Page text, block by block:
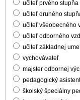
učiteľ prvého
učiteľ druhého
učiteľ všeobecného
učiteľ odborného
učiteľ základnej
vychovávateľ
majster odbornej
pedagogický asistent
školský špeciálny